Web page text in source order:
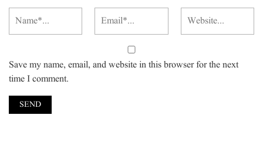
Save my name, email, and website in this browser for the next
time I comment.